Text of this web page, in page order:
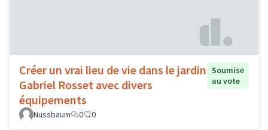
Créer un vrai lieu de vie dans le jardin
Gabriel Rosset avec divers
équipements
Soumise
au vote
Nussbaum 0 0